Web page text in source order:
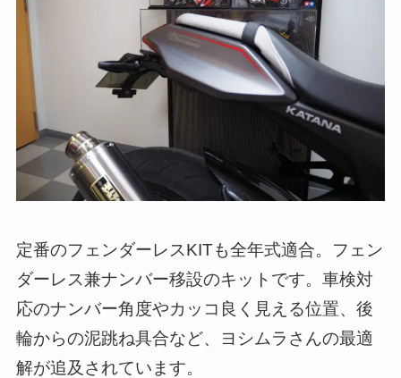
定番のフェンダーレスKITも全年式適合。フェン
ダーレス兼ナンバー移設のキットです。車検対
応のナンバー角度やカッコ良く見える位置、後
輪からの泥跳ね具合など、ヨシムラさんの最適
解が追及されています。